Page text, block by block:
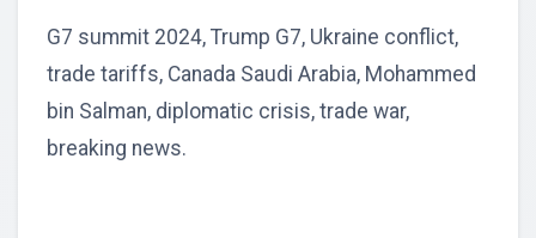
G7 summit 2024, Trump G7, Ukraine conflict,
trade tariffs, Canada Saudi Arabia, Mohammed
bin Salman, diplomatic crisis, trade war,
breaking news.